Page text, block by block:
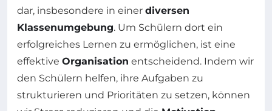
dar, insbesondere in einer diversen
Klassenumgebung. Um Schülern dort ein
erfolgreiches Lernen zu ermöglichen, ist eine
effektive Organisation entscheidend. Indem wir
den Schülern helfen, ihre Aufgaben zu
strukturieren und Prioritäten zu setzen, können